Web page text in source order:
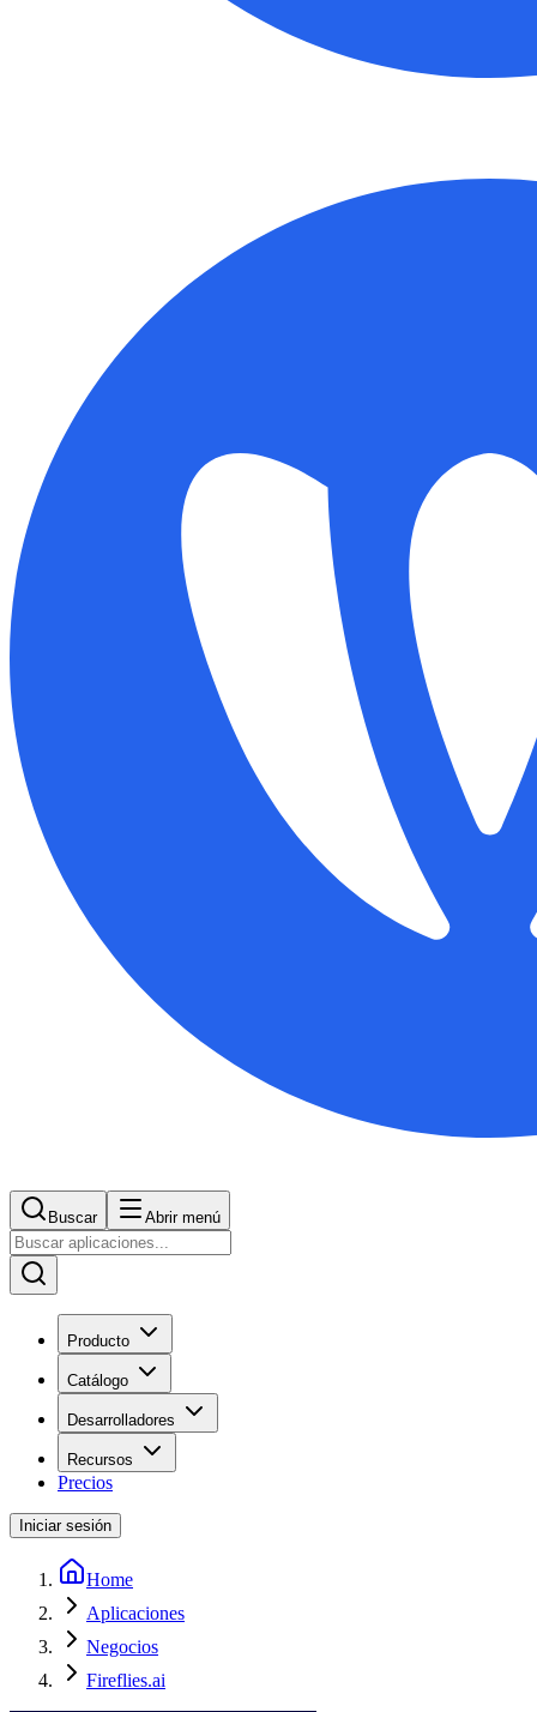
Buscar Abrir menú
Producto
Catálogo
Desarrolladores
Recursos
Precios
Iniciar sesión
Home
Aplicaciones
Negocios
Fireflies.ai